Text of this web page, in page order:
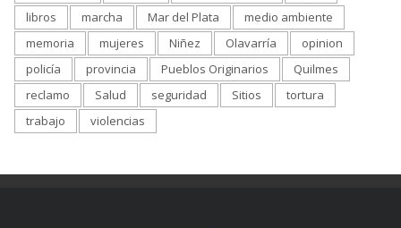
libros
marcha Mar del Plata
medio ambiente
memoria
mujeres Niñez Olavarría
opinion
policía
provincia Pueblos Originarios
Quilmes
reclamo
Salud seguridad Sitios
tortura
trabajo
violencias